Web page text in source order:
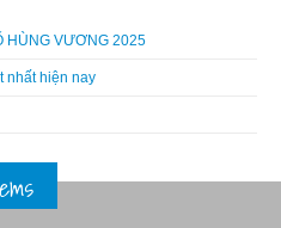
HÙNG VƯƠNG 2025
nhất hiện nay